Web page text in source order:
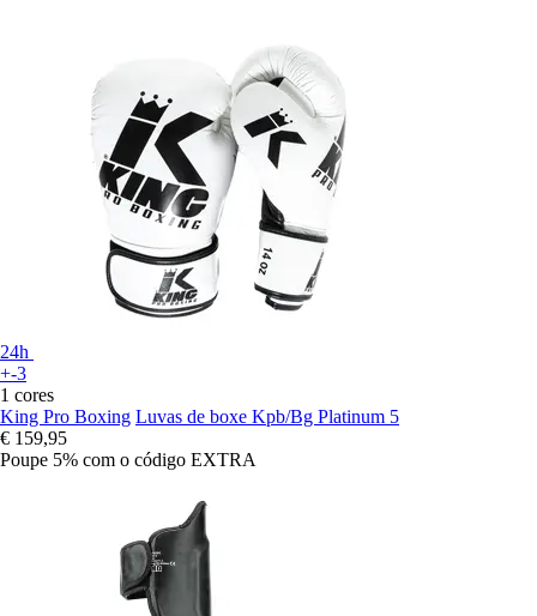
24h
+-3
1 cores
King Pro Boxing Luvas de boxe Kpb/Bg Platinum 5
€ 159,95
Poupe 5% com o código EXTRA